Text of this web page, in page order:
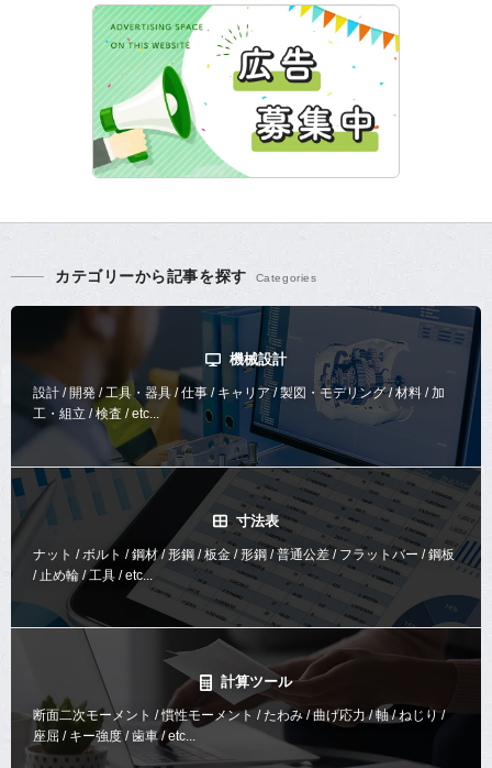
カテゴリーから記事を探す
機械設計
設計 / 開発 / 工具・器具 / 仕事 / キャリア / 製図・モデリング / 材料 / 加
工・組立 / 検査 / etc...
寸法表
ナット / ボルト / 鋼材 / 形鋼 / 板金 / 形鋼 / 普通公差 / フラットバー / 鋼板
/ 止め輪 / 工具 / etc...
計算ツール
断面二次モーメント / 慣性モーメント / たわみ / 曲げ応力 / 軸 / ねじり /
座屈 / キー強度 / 歯車 / etc...